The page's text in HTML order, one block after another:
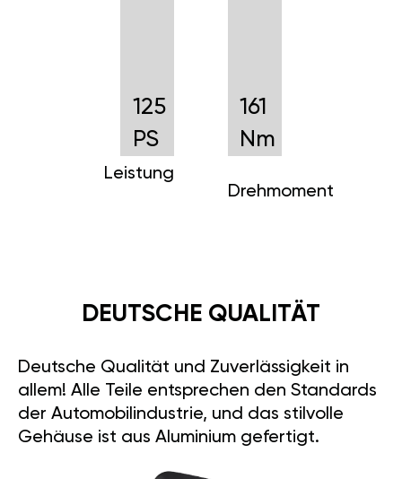
125
PS
Leistung
161
Nm
Drehmoment
DEUTSCHE QUALITÄT
Deutsche Qualität und Zuverlässigkeit in
allem! Alle Teile entsprechen den Standards
der Automobilindustrie, und das stilvolle
Gehäuse ist aus Aluminium gefertigt.